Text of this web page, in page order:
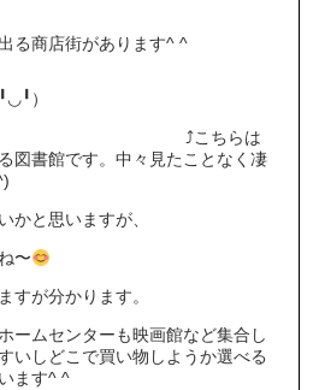
る商店街があります^ ^
）
⤴︎こちらは
図書館です。中々見たことなく凄
かと思いますが、
〜
すが分かります。
ームセンターも映画館など集合し
いしどこで買い物しようか選べる
ます^ ^